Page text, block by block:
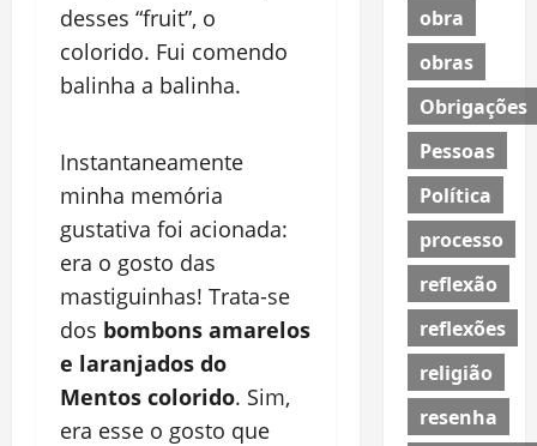
desses “fruit”, o
colorido. Fui comendo
balinha a balinha.
Instantaneamente
minha memória
gustativa foi acionada:
era o gosto das
mastiguinhas! Trata-se
dos bombons amarelos
e laranjados do
Mentos colorido. Sim,
era esse o gosto que
obra
obras
Obrigações
Pessoas
Política
processo
reflexão
reflexões
religião
resenha